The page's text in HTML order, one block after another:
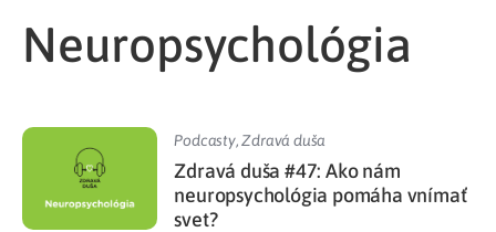
neuropsychológia
Podcasty,Zdravá duša
Zdravá duša #47: Ako nám
neuropsychológia pomáha vnímať
svet?